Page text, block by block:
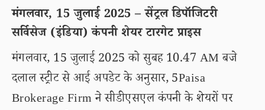
मंगलवार, 15 जुलाई 2025 – सेंट्रल डिपॉजिटरी
सर्विसेज (इंडिया) कंपनी शेयर टारगेट प्राइस
मंगलवार, 15 जुलाई 2025 को सुबह 10.47 AM बजे
दलाल स्ट्रीट से आई अपडेट के अनुसार, 5Paisa
Brokerage Firm ने सीडीएसएल कंपनी के शेयरों पर